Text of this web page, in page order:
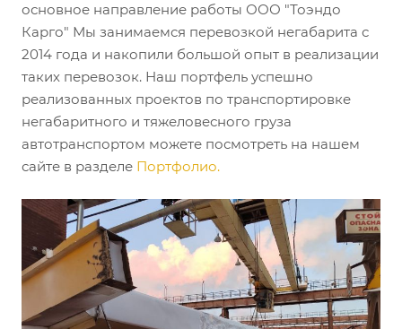
основное направление работы ООО "Тоэндо
Карго" Мы занимаемся перевозкой негабарита с
2014 года и накопили большой опыт в реализации
таких перевозок. Наш портфель успешно
реализованных проектов по транспортировке
негабаритного и тяжеловесного груза
автотранспортом можете посмотреть на нашем
сайте в разделе Портфолио.